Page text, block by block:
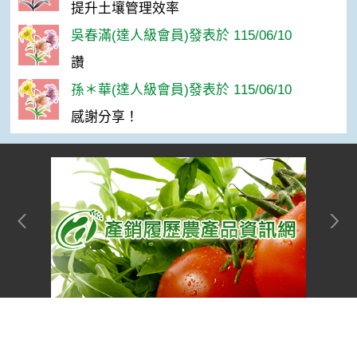
提升土壤管理效率
吳春滿(達人級會員)發表於 115/06/10
讚
孫＊華(達人級會員)發表於 115/06/10
感謝分享！